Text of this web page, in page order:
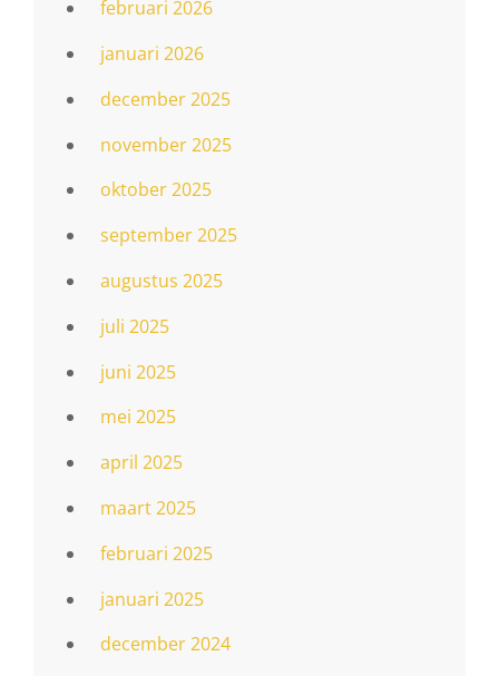
februari 2026
januari 2026
december 2025
november 2025
oktober 2025
september 2025
augustus 2025
juli 2025
juni 2025
mei 2025
april 2025
maart 2025
februari 2025
januari 2025
december 2024